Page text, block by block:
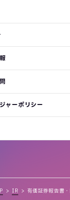
ャーポリシー
IR 有価証券報告書